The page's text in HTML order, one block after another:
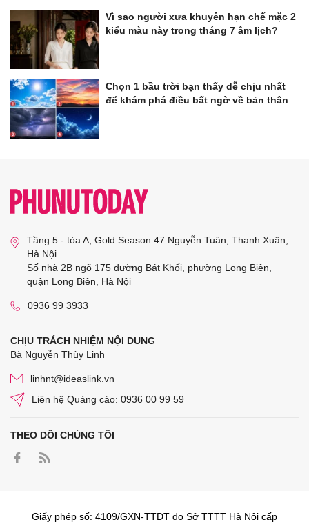
Vì sao người xưa khuyên hạn chế mặc 2
kiểu màu này trong tháng 7 âm lịch?
Chọn 1 bầu trời bạn thấy dễ chịu nhất
để khám phá điều bất ngờ về bản thân
Tầng 5 - tòa A, Gold Season 47 Nguyễn Tuân, Thanh Xuân,
Hà Nội
Số nhà 2B ngõ 175 đường Bát Khối, phường Long Biên,
quận Long Biên, Hà Nội
0936 99 3933
CHỊU TRÁCH NHIỆM NỘI DUNG
Bà Nguyễn Thùy Linh
linhnt@ideaslink.vn
Liên hệ Quảng cáo: 0936 00 99 59
THEO DÕI CHÚNG TÔI
Giấy phép số: 4109/GXN-TTĐT do Sở TTTT Hà Nội cấp